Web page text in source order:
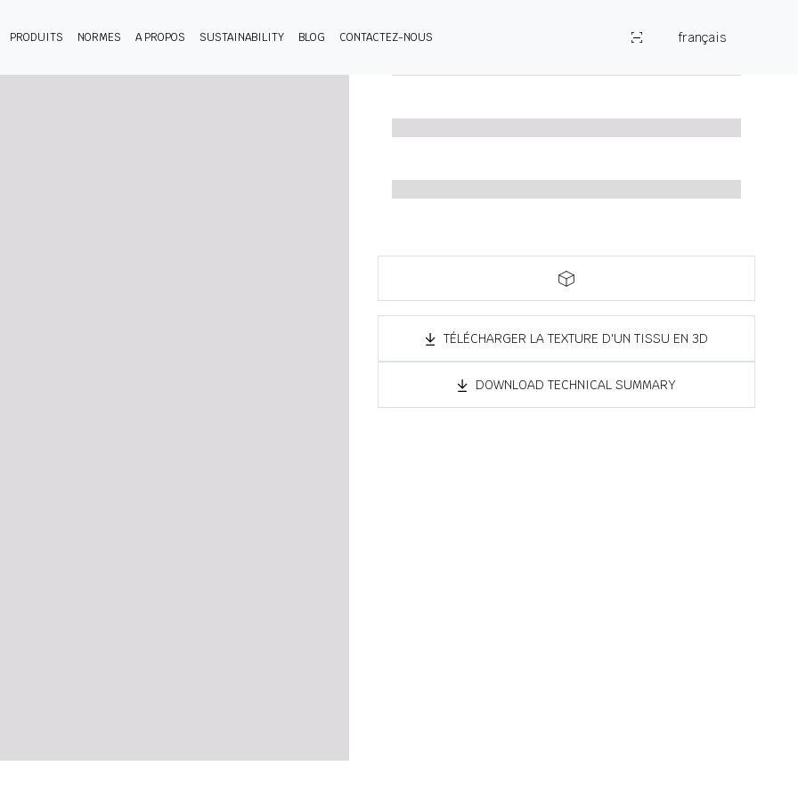
PRODUITS NORMES A PROPOS SUSTAINABILITY BLOG CONTACTEZ-NOUS français
TÉLÉCHARGER LA TEXTURE D'UN TISSU EN 3D
DOWNLOAD TECHNICAL SUMMARY